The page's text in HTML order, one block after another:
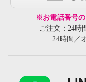
※お電話番号の
ご注文：24時
24時間／